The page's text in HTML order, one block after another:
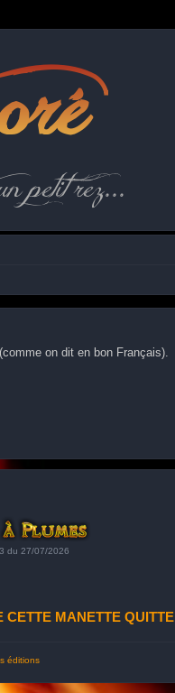
petit rez...
on dit en bon Français).
du 27/07/2026
MANETTE QUITTE
éditions